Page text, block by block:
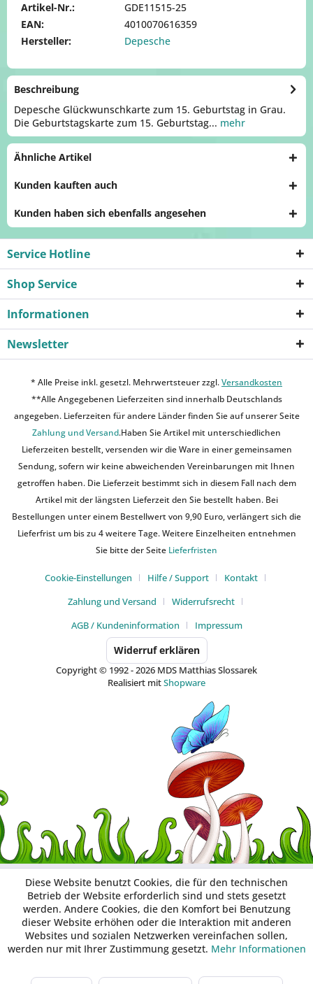
Artikel-Nr.:
GDE11515-25
EAN:
4010070616359
Hersteller:
Depesche
Beschreibung
Depesche Glückwunschkarte zum 15. Geburtstag in Grau.
Die Geburtstagskarte zum 15. Geburtstag... mehr
Ähnliche Artikel
Kunden kauften auch
Kunden haben sich ebenfalls angesehen
Service Hotline
Shop Service
Informationen
Newsletter
* Alle Preise inkl. gesetzl. Mehrwertsteuer zzgl.Versandkosten
**Alle Angegebenen Lieferzeiten sind innerhalb Deutschlands
angegeben. Lieferzeiten für andere Länder finden Sie auf unserer Seite
Zahlung und Versand.Haben Sie Artikel mit unterschiedlichen
Lieferzeiten bestellt, versenden wir die Ware in einer gemeinsamen
Sendung, sofern wir keine abweichenden Vereinbarungen mit Ihnen
getroffen haben. Die Lieferzeit bestimmt sich in diesem Fall nach dem
Artikel mit der längsten Lieferzeit den Sie bestellt haben. Bei
Bestellungen unter einem Bestellwert von 9,90 Euro, verlängert sich die
Lieferfrist um bis zu 4 weitere Tage. Weitere Einzelheiten entnehmen
Sie bitte der Seite Lieferfristen
Cookie-Einstellungen Hilfe / Support
Kontakt
Zahlung und Versand
Widerrufsrecht
AGB / Kundeninformation
Impressum
Widerruf erklären
Copyright © 1992 - 2026 MDS Matthias Slossarek
Realisiert mitShopware
Diese Website benutzt Cookies, die für den technischen
Betrieb der Website erforderlich sind und stets gesetzt
werden. Andere Cookies, die den Komfort bei Benutzung
dieser Website erhöhen oder die Interaktion mit anderen
Websites und sozialen Netzwerken vereinfachen sollen,
werden nur mit Ihrer Zustimmung gesetzt. Mehr Informationen